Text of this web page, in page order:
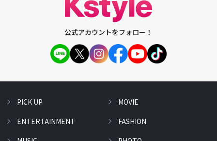
公式アカウントをフォロー！
PICK UP
ENTERTAINMENT
MOVIE
FASHION